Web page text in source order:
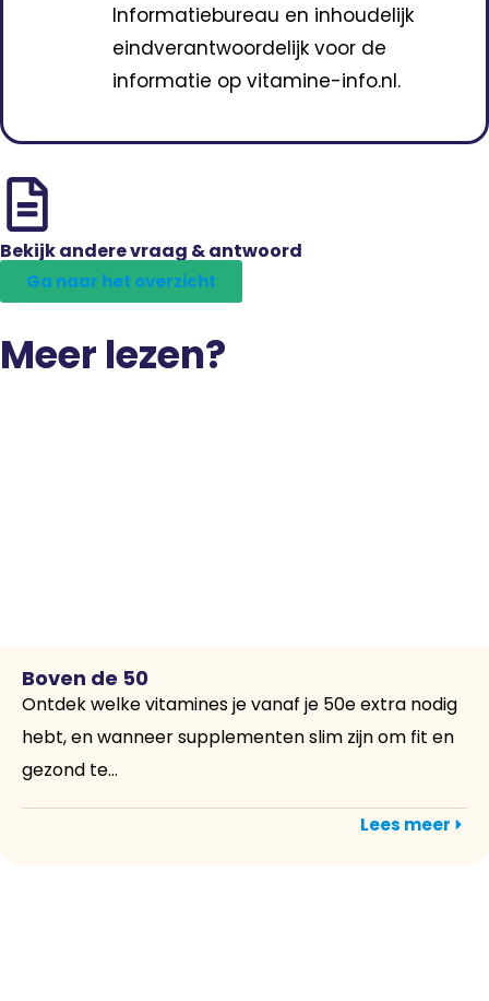
Informatiebureau en inhoudelijk
eindverantwoordelijk voor de
informatie op vitamine-info.nl.
Bekijk andere vraag & antwoord
Ga naar het overzicht
Meer lezen?
Boven de 50
Ontdek welke vitamines je vanaf je 50e extra nodig
hebt, en wanneer supplementen slim zijn om fit en
gezond te...
Lees meer